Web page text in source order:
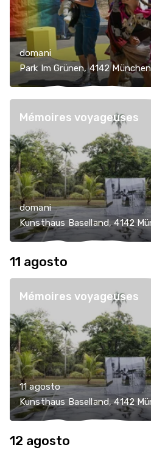
domani
Park Im Grünen, 4142
Mémoires voyageuses
domani
Kunsthaus Baselland, 4142
11 agosto
Mémoires voyageuses
11 agosto
Kunsthaus Baselland, 4142
12 agosto